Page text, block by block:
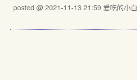
posted @ 2021-11-13 21:59 爱吃的小白